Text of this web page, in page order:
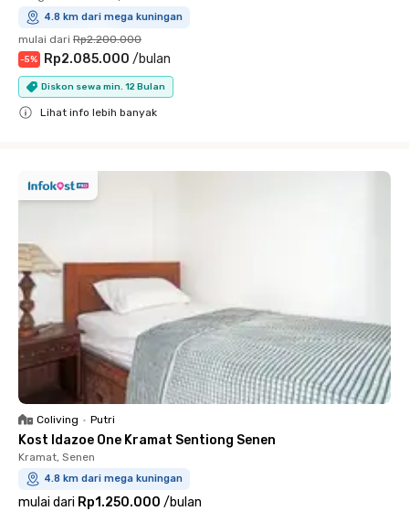
4.8 km dari mega kuningan
mulai dari Rp2.200.000
-5% Rp2.085.000 /bulan
Diskon sewa min. 12 Bulan
Lihat info lebih banyak
Coliving • Putri
Kost Idazoe One Kramat Sentiong Senen
Kramat, Senen
4.8 km dari mega kuningan
mulai dari Rp1.250.000 /bulan